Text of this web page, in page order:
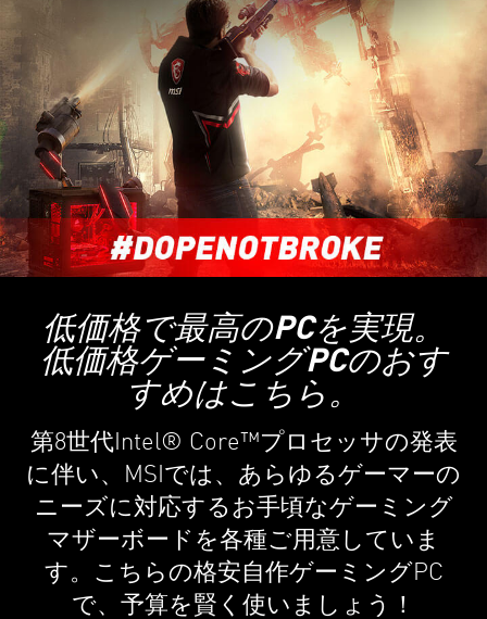
低価格で最高のPCを実現。
低価格ゲーミングPCのおす
すめはこちら。
第8世代Intel® Core™プロセッサの発表
に伴い、MSIでは、あらゆるゲーマーの
ニーズに対応するお手頃なゲーミング
マザーボードを各種ご用意していま
す。こちらの格安自作ゲーミングPC
で、予算を賢く使いましょう！